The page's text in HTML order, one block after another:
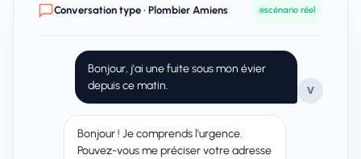
Conversation type · Plombier Amiens scénario réel
Bonjour, j'ai une fuite sous mon évier
depuis ce matin.
V
Bonjour ! Je comprends l'urgence.
Pouvez-vous me préciser votre adresse